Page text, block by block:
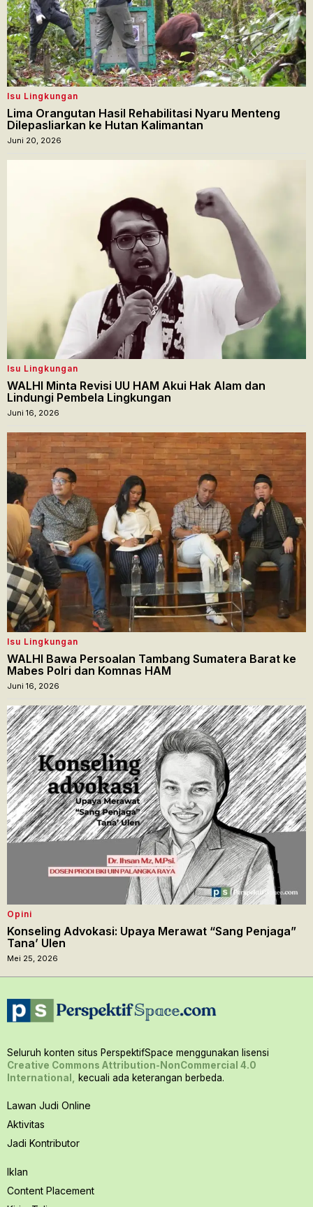
Isu Lingkungan
Lima Orangutan Hasil Rehabilitasi Nyaru Menteng
Dilepasliarkan ke Hutan Kalimantan
Juni 20, 2026
Isu Lingkungan
WALHI Minta Revisi UU HAM Akui Hak Alam dan
Lindungi Pembela Lingkungan
Juni 16, 2026
Isu Lingkungan
WALHI Bawa Persoalan Tambang Sumatera Barat ke
Mabes Polri dan Komnas HAM
Juni 16, 2026
Opini
Konseling Advokasi: Upaya Merawat “Sang Penjaga”
Tana’ Ulen
Mei 25, 2026
Seluruh konten situs PerspektifSpace menggunakan lisensi
Creative Commons Attribution-NonCommercial 4.0
International,
kecuali ada keterangan berbeda.
Lawan Judi Online
Aktivitas
Jadi Kontributor
Iklan
Content Placement